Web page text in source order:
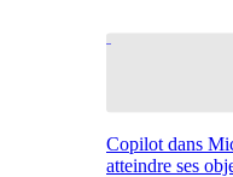
Copilot dans
atteindre ses